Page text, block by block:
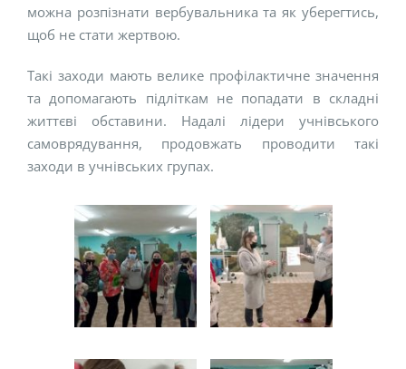
можна розпізнати вербувальника та як уберегтись,
щоб не стати жертвою.
Такі заходи мають велике профілактичне значення
та допомагають підліткам не попадати в складні
життєві обставини. Надалі лідери учнівського
самоврядування, продовжать проводити такі
заходи в учнівських групах.